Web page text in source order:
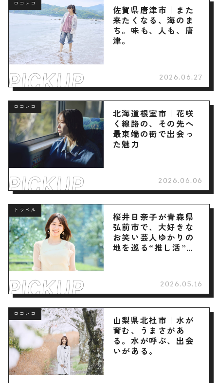
ロコレコ
佐賀県唐津市｜また
来たくなる、海のま
ち。味も、人も、唐
津。
2026.06.27
ロコレコ
北海道根室市｜花咲
く線路の、その先へ
最東端の街で出会っ
た魅力
2026.06.06
トラベル
桜井日奈子が青森県
弘前市で、大好きな
お笑い芸人ゆかりの
地を巡る“推し活”旅
2026.05.16
ロコレコ
山梨県北杜市｜水が
育む、うまさがあ
る。水が呼ぶ、出会
いがある。